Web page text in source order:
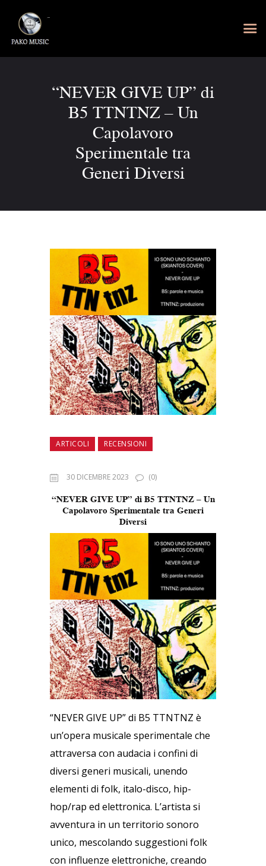
“NEVER GIVE UP” di
B5 TTNTNZ – Un
Capolavoro
Sperimentale tra
Generi Diversi
ARTICOLI RECENSIONI
30 DICEMBRE 2023 (0)
“NEVER GIVE UP” di B5 TTNTNZ – Un
Capolavoro Sperimentale tra Generi
Diversi
“NEVER GIVE UP” di B5 TTNTNZ è
un’opera musicale sperimentale che
attraversa con audacia i confini di
diversi generi musicali, unendo
elementi di folk, italo-disco, hip-
hop/rap ed elettronica. L’artista si
avventura in un territorio sonoro
unico, mescolando suggestioni folk
con influenze elettroniche, creando